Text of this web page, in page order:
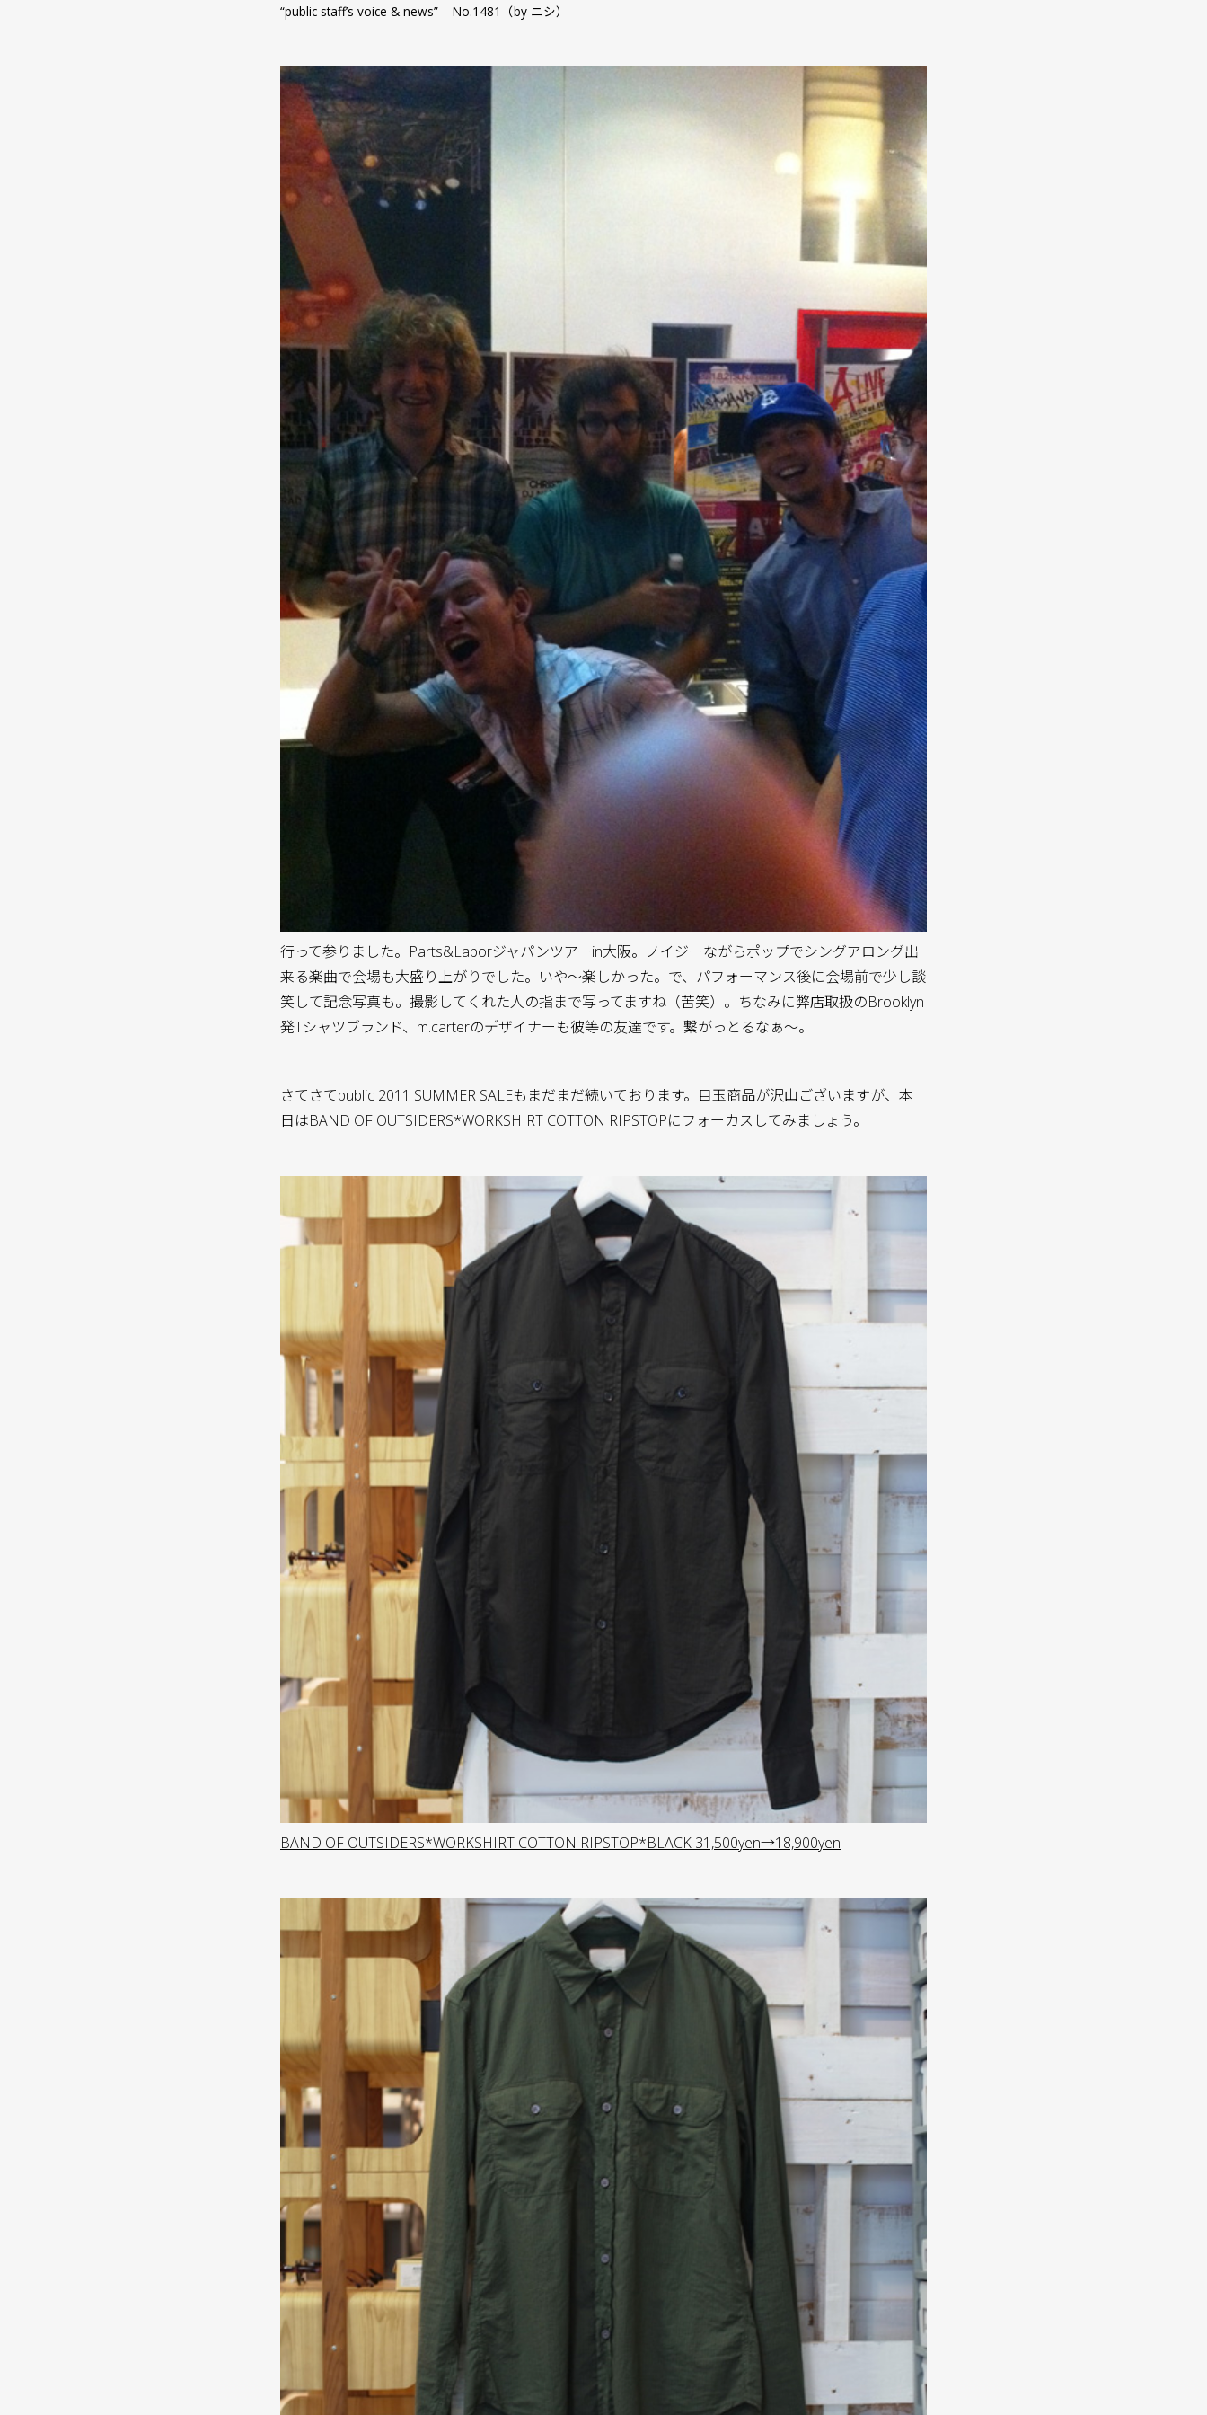
“public staff’s voice & news” – No.1481（by ニシ）
行って参りました。Parts&Laborジャパンツアーin大阪。ノイジーながらポップでシングアロング出
来る楽曲で会場も大盛り上がりでした。いや〜楽しかった。で、パフォーマンス後に会場前で少し談
笑して記念写真も。撮影してくれた人の指まで写ってますね（苦笑）。ちなみに弊店取扱のBrooklyn
発Tシャツブランド、m.carterのデザイナーも彼等の友達です。繋がっとるなぁ〜。
さてさてpublic 2011 SUMMER SALEもまだまだ続いております。目玉商品が沢山ございますが、本
日はBAND OF OUTSIDERS*WORKSHIRT COTTON RIPSTOPにフォーカスしてみましょう。
BAND OF OUTSIDERS*WORKSHIRT COTTON RIPSTOP*BLACK 31,500yen→18,900yen